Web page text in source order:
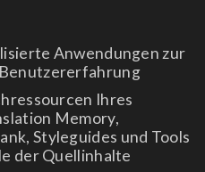
Anwendungen zur
Ihres
Memory,
Styleguides und Tools
der Quellinhalte